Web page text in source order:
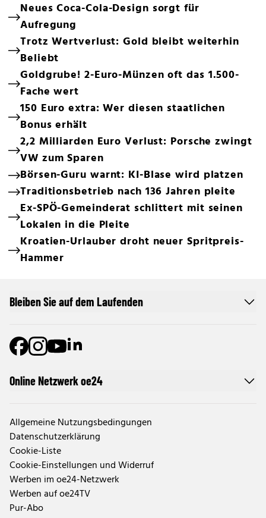
Neues Coca-Cola-Design sorgt für
Aufregung
Trotz Wertverlust: Gold bleibt weiterhin
Beliebt
Goldgrube! 2-Euro-Münzen oft das 1.500-
Fache wert
150 Euro extra: Wer diesen staatlichen
Bonus erhält
2,2 Milliarden Euro Verlust: Porsche zwingt
VW zum Sparen
Börsen-Guru warnt: KI-Blase wird platzen
Traditionsbetrieb nach 136 Jahren pleite
Ex-SPÖ-Gemeinderat schlittert mit seinen
Lokalen in die Pleite
Kroatien-Urlauber droht neuer Spritpreis-
Hammer
Online Netzwerk oe24
Allgemeine Nutzungsbedingungen
Datenschutzerklärung
Cookie-Liste
Cookie-Einstellungen und Widerruf
Werben im oe24-Netzwerk
Werben auf oe24TV
Pur-Abo
Bleiben Sie auf dem Laufenden